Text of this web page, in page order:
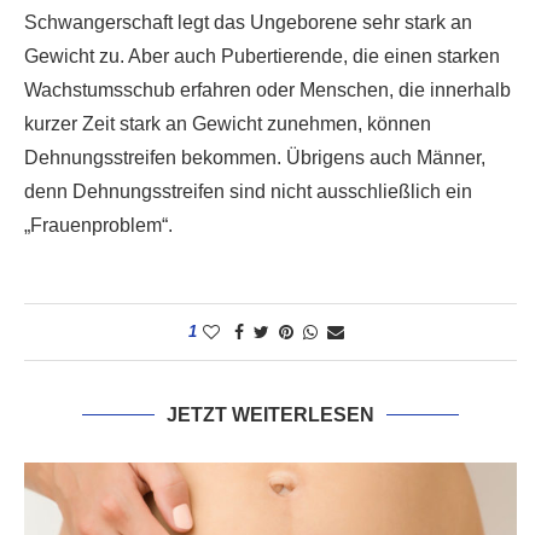
Schwangerschaft legt das Ungeborene sehr stark an
Gewicht zu. Aber auch Pubertierende, die einen starken
Wachstumsschub erfahren oder Menschen, die innerhalb
kurzer Zeit stark an Gewicht zunehmen, können
Dehnungsstreifen bekommen. Übrigens auch Männer,
denn Dehnungsstreifen sind nicht ausschließlich ein
„Frauenproblem“.
1
JETZT WEITERLESEN